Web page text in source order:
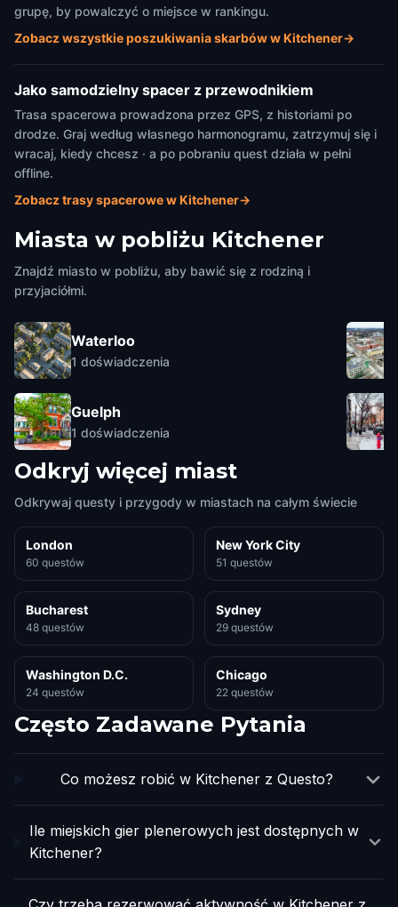
grupę, by powalczyć o miejsce w rankingu.
Zobacz wszystkie poszukiwania skarbów w Kitchener→
Jako samodzielny spacer z przewodnikiem
Trasa spacerowa prowadzona przez GPS, z historiami po
drodze. Graj według własnego harmonogramu, zatrzymuj się i
wracaj, kiedy chcesz · a po pobraniu quest działa w pełni
offline.
Zobacz trasy spacerowe w Kitchener→
Miasta w pobliżu Kitchener
Znajdź miasto w pobliżu, aby bawić się z rodziną i
przyjaciółmi.
Waterloo
1 doświadczenia
Guelph
1 doświadczenia
Odkryj więcej miast
Odkrywaj questy i przygody w miastach na całym świecie
London
60 questów
New York City
51 questów
Bucharest
48 questów
Sydney
29 questów
Washington D.C.
24 questów
Chicago
22 questów
Często Zadawane Pytania
Co możesz robić w Kitchener z Questo?
Ile miejskich gier plenerowych jest dostępnych w
Kitchener?